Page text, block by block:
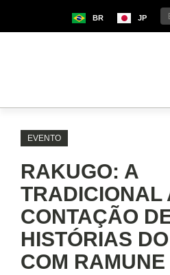
BR JP
EVENTO
RAKUGO: A
TRADICIONAL
CONTAÇÃO
HISTÓRIAS
COM RAMUNE